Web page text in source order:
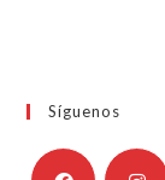
Síguenos